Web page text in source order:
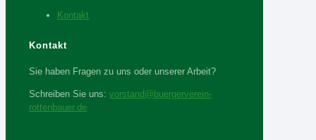
Kontakt
Kontakt
Sie haben Fragen zu uns oder unserer Arbeit?
Schreiben Sie uns: vorstand@buergerverein-
rottenbauer.de